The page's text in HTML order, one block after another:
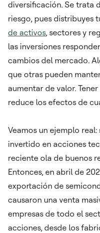
diversificación. Se trata
riesgo, pues distribuyes
de activos, sectores y
las inversiones
cambios del mercado.
que otras pueden
aumentar de valor.
reduce los efectos de
Veamos un ejemplo
invertido en acciones
reciente ola de buenos
Entonces, en abril de
exportación de
causaron una venta
empresas de todo el
acciones, desde los